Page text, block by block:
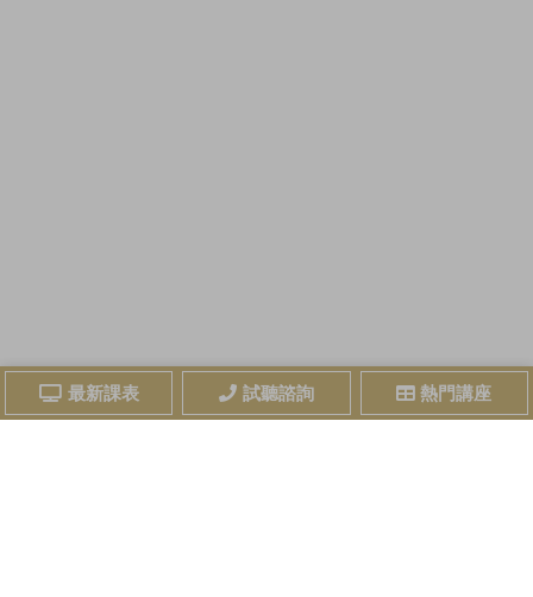
最新課表 試聽諮詢 熱門講座